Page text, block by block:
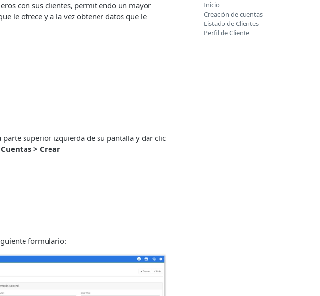
con sus clientes, permitiendo un mayor
le ofrece y a la vez obtener datos que le
superior izquierda de su pantalla y dar clic
Cuentas > Crear
formulario:
Inicio
Creación de cuentas
Listado de Clientes
Perfil de Cliente